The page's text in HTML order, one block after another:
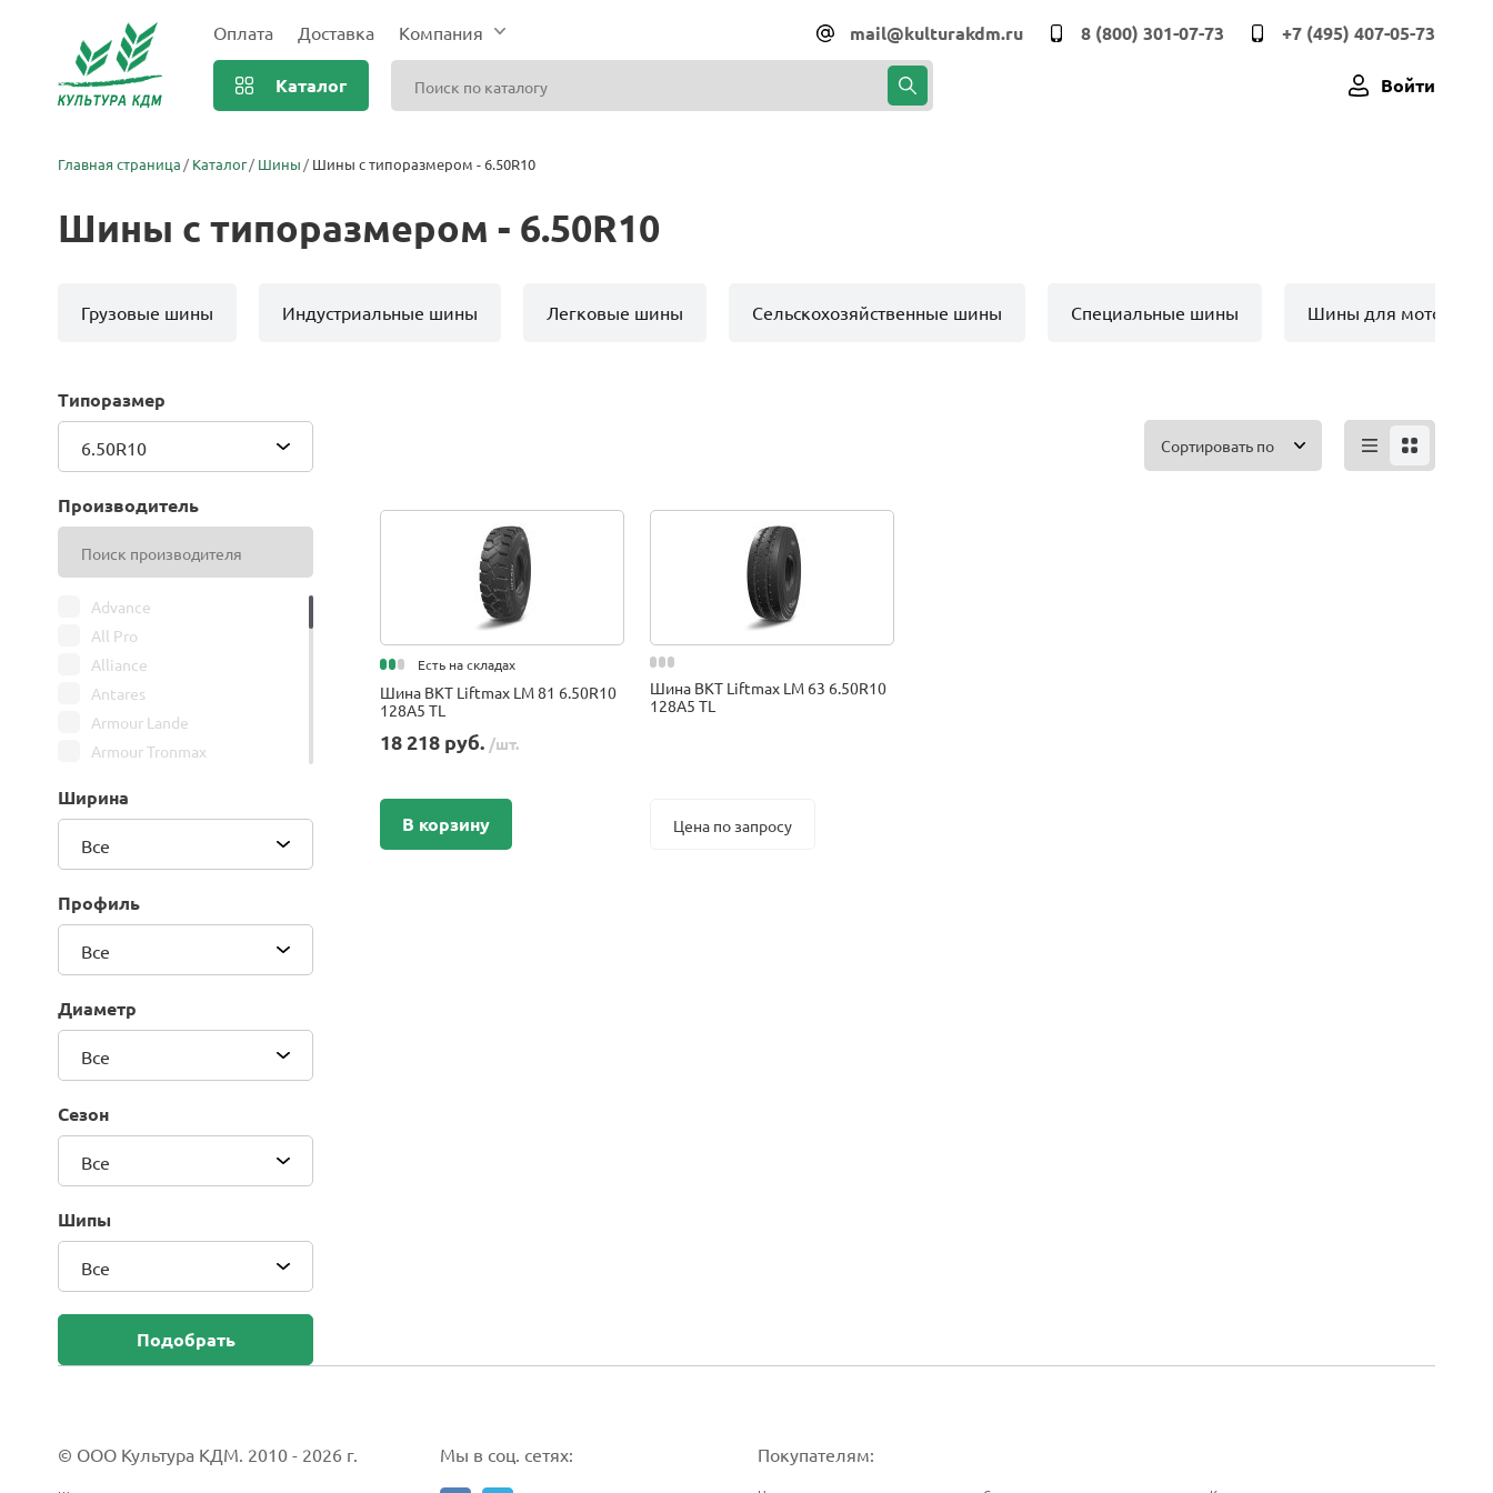
Оплата Доставка Компания +7 (495) 407-05-73
8 (800) 301-07-73
mail@kulturakdm.ru
Каталог Войти
Главная страница Каталог Шины Шины с типоразмером - 6.50R10
Шины с типоразмером - 6.50R10
Грузовые шины Индустриальные шины Легковые шины Сельскохозяйственные шины Специальные шины Шины для мото
Типоразмер
6.50R10
Производитель
Advance
All Pro
Alliance
Antares
Armour Lande
Armour Tronmax
ATIRE
Bars
Belshina
BFGoodrich
BK Trailer
BKT
Camso (Solideal)
CEAT
Composit
Continental
Cordiant
CrossWind
Ширина
Все
Профиль
Все
Диаметр
Все
Сезон
Все
Шипы
Все
Подобрать
Сортировать по
Есть на складах
Шина BKT Liftmax LM 81 6.50R10
128A5 TL
18 218 руб. /шт.
В корзину
Шина BKT Liftmax LM 63 6.50R10
128A5 TL
Цена по запросу
© ООО Культура КДМ. 2010 - 2026 г. Мы в соц. сетях: Покупателям: